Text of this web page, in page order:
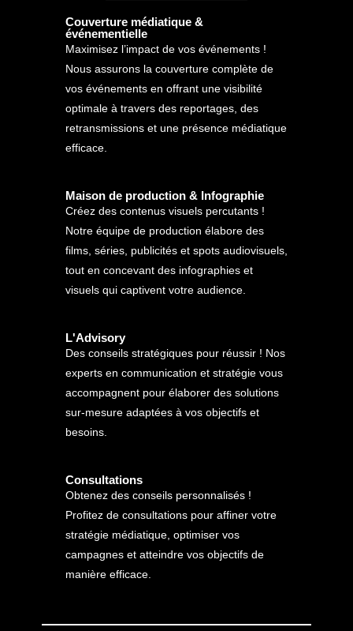
Couverture médiatique &
événementielle
Maximisez l’impact de vos événements !
Nous assurons la couverture complète de
vos événements en offrant une visibilité
optimale à travers des reportages, des
retransmissions et une présence médiatique
efficace.
Maison de production & Infographie
Créez des contenus visuels percutants !
Notre équipe de production élabore des
films, séries, publicités et spots audiovisuels,
tout en concevant des infographies et
visuels qui captivent votre audience.
L'Advisory
Des conseils stratégiques pour réussir ! Nos
experts en communication et stratégie vous
accompagnent pour élaborer des solutions
sur-mesure adaptées à vos objectifs et
besoins.
Consultations
Obtenez des conseils personnalisés !
Profitez de consultations pour affiner votre
stratégie médiatique, optimiser vos
campagnes et atteindre vos objectifs de
manière efficace.